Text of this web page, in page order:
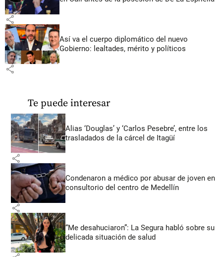
share
Así va el cuerpo diplomático del nuevo
Gobierno: lealtades, mérito y políticos
share
Te puede interesar
Alias ‘Douglas’ y ‘Carlos Pesebre’, entre los
trasladados de la cárcel de Itagüí
share
Condenaron a médico por abusar de joven en
consultorio del centro de Medellín
share
“Me desahuciaron”: La Segura habló sobre su
delicada situación de salud